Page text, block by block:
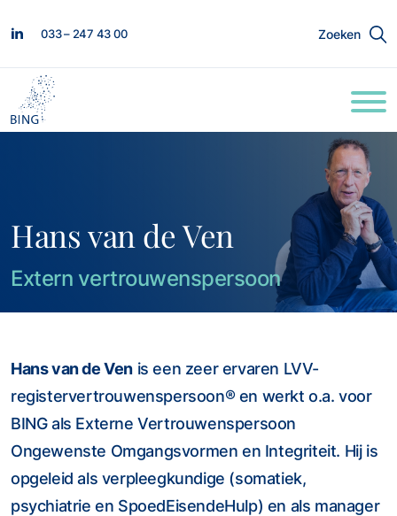
033 – 247 43 00 Zoeken
Hans van de Ven
Extern vertrouwenspersoon
Hans van de Ven is een zeer ervaren LVV-
registervertrouwenspersoon® en werkt o.a. voor
BING als Externe Vertrouwenspersoon
Ongewenste Omgangsvormen en Integriteit. Hij is
opgeleid als verpleegkundige (somatiek,
psychiatrie en SpoedEisendeHulp) en als manager